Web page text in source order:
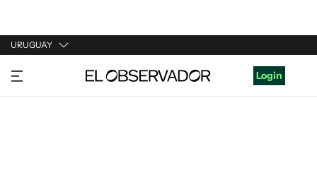
URUGUAY
URUGUAY
ARGENTINA
Login